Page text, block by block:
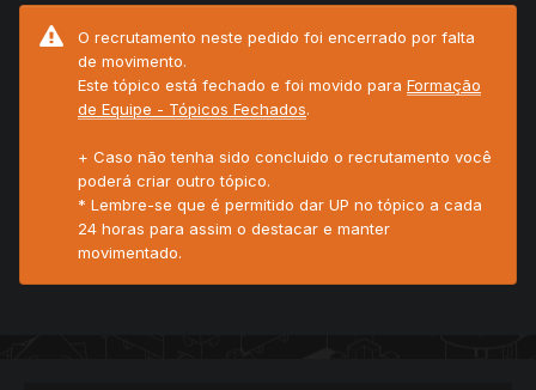
O recrutamento neste pedido foi encerrado por falta
de movimento.
Este tópico está fechado e foi movido para Formação
de Equipe - Tópicos Fechados.
+ Caso não tenha sido concluido o recrutamento você
poderá criar outro tópico.
* Lembre-se que é permitido dar UP no tópico a cada
24 horas para assim o destacar e manter
movimentado.